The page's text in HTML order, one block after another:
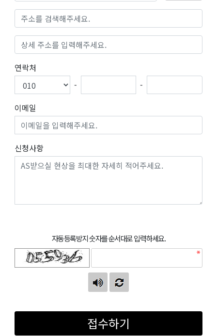
AS
센
연락처
-
-
이메일
신청사항
자동등록방지 숫자를 순서대로 입력하세요.